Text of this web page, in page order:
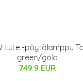
Lute -pöytälamppu
green/gold
749.9 EUR